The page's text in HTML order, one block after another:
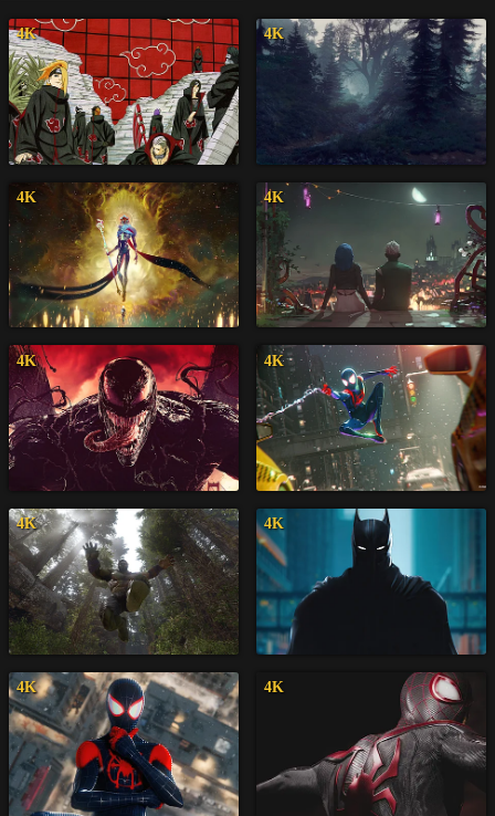
4K 4K
4K 4K
4K 4K
4K 4K
4K 4K